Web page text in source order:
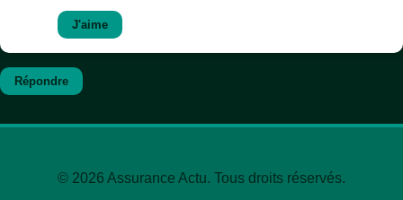
J'aime
Répondre
© 2026 Assurance Actu. Tous droits réservés.